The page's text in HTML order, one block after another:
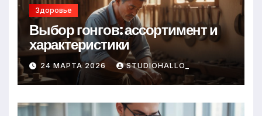
Здоровье
Выбор гонгов: ассортимент и
характеристики
24 МАРТА 2026 STUDIOHALLO_